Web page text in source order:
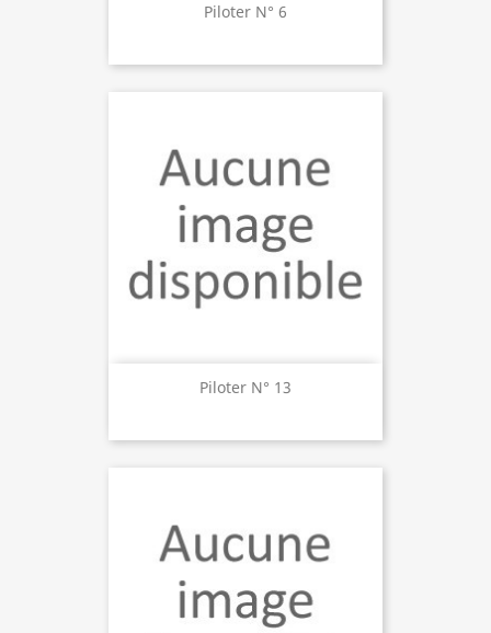
Piloter N° 6
Piloter N° 13